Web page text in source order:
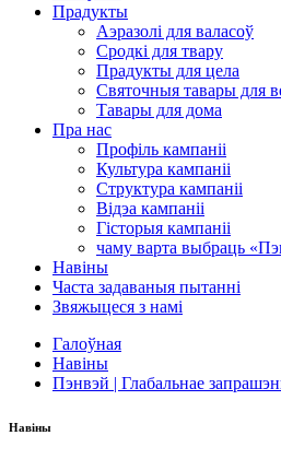
Прадукты
Аэразолі для валасоў
Сродкі для твару
Прадукты для цела
Святочныя тавары для
Тавары для дома
Пра нас
Профіль кампаніі
Культура кампаніі
Структура кампаніі
Відэа кампаніі
Гісторыя кампаніі
чаму варта выбраць
Навіны
Часта задаваныя пытанні
Звяжыцеся з намі
Галоўная
Навіны
Пэнвэй | Глабальнае
Навіны